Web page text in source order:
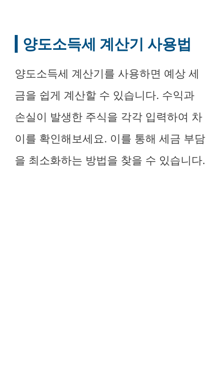
양도소득세 계산기 사용법
양도소득세 계산기를 사용하면 예상 세
금을 쉽게 계산할 수 있습니다. 수익과
손실이 발생한 주식을 각각 입력하여 차
이를 확인해보세요. 이를 통해 세금 부담
을 최소화하는 방법을 찾을 수 있습니다.